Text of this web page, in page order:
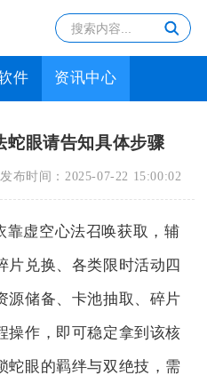
件 资讯中心
蛇眼请告知具体步骤
发布时间： 2025-07-22 15:00:02
靠虚空心法召唤获取，辅
片兑换、各类限时活动四
源储备、卡池抽取、碎片
操作，即可稳定拿到该核
蛇眼的羁绊与双绝技，需